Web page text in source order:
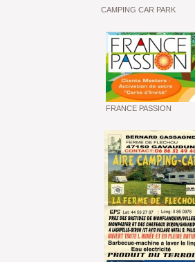
CAMPING CAR PARK
FRANCE PASSION